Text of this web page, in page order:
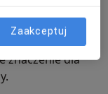
stan i
znaczenie dla
Zaakceptuj